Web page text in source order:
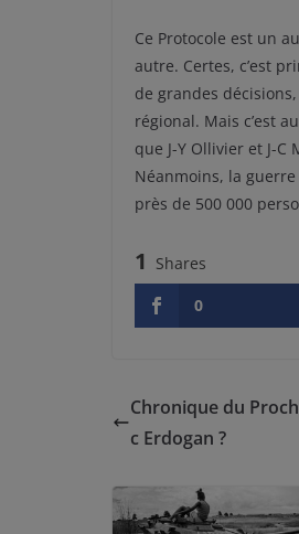
Ce Protocole est un
autre. Certes, c’est
de grandes
régional. Mais c’est
que J-Y Ollivier et J-
Néanmoins, la
près de 500 000
1 Shares
0
Chronique du
c Erdogan ?